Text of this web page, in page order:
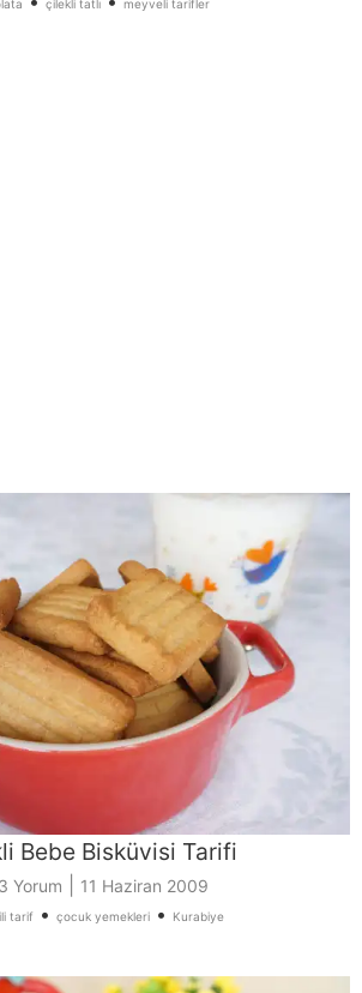
çilekli tatlı meyveli tarifler
Bebe Bisküvisi Tarifi
Yorum 11 Haziran 2009
tarif • çocuk yemekleri • Kurabiye